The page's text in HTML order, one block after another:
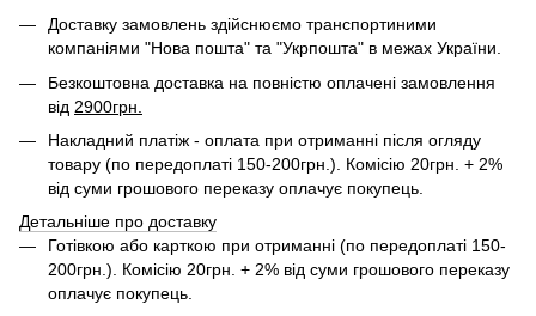
Доставку замовлень здійснюємо транспортиними
компаніями "Нова пошта" та "Укрпошта" в межах України.
Безкоштовна доставка на повністю оплачені замовлення
від 2900грн.
Накладний платіж - оплата при отриманні після огляду
товару (по передоплаті 150-200грн.). Комісію 20грн. + 2%
від суми грошового переказу оплачує покупець.
Детальніше про доставку
Готівкою або карткою при отриманні (по передоплаті 150-
200грн.). Комісію 20грн. + 2% від суми грошового переказу
оплачує покупець.